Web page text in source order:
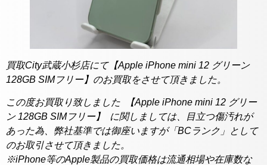
買取City武蔵小杉店にて【Apple iPhone mini 12 グリーン
128GB SIMフリー】のお買取をさせて頂きました。
この度お買取り致しました 【Apple iPhone mini 12 グリー
ン 128GB SIMフリー】 に関しましては、目立つ傷汚れが
あった為、弊社基準では御座いますが「BCランク」として
のお取引させて頂きました。
※iPhone等のApple製品の買取価格は流通相場や在庫数な